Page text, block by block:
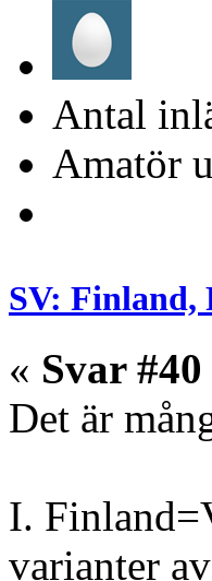
Antal
Amatör
SV: Finland,
« Svar
Det är
I.
varianter